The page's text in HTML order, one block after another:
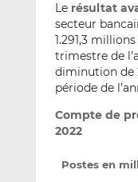
Le résultat
secteur
1.291,3
trimestre de
diminution de
période de
Compte de
2022
Postes en